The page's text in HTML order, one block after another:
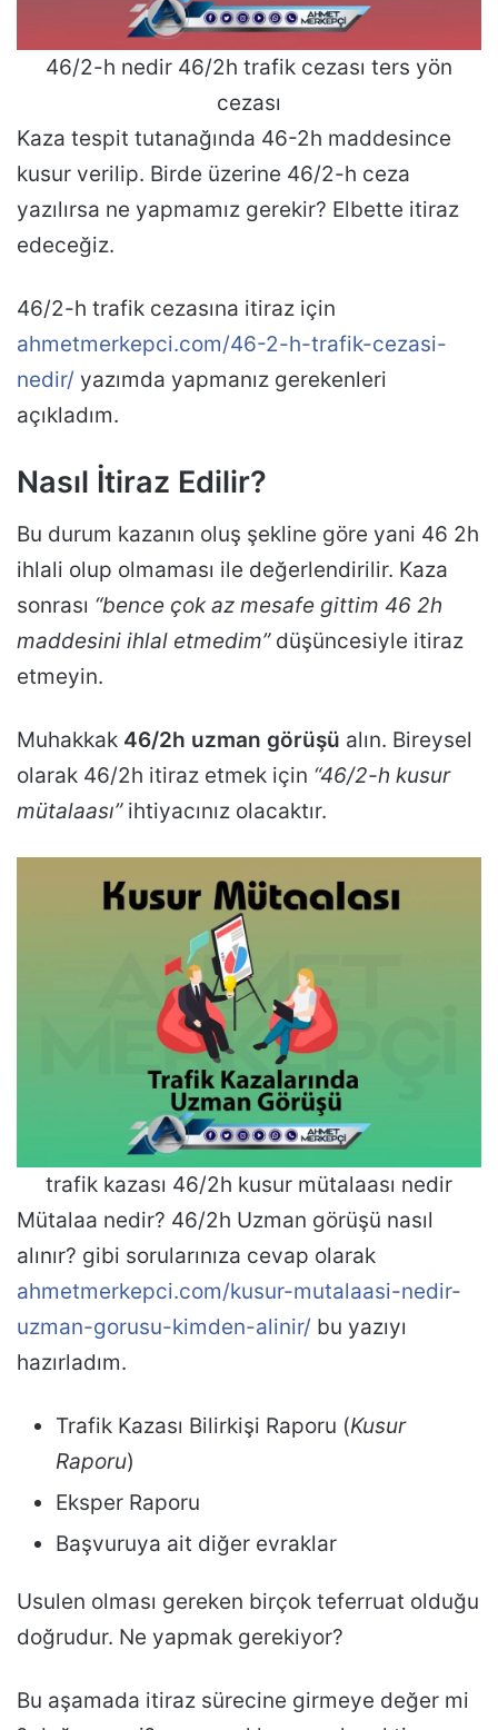
46/2-h nedir 46/2h trafik cezası ters yön
cezası
Kaza tespit tutanağında 46-2h maddesince
kusur verilip. Birde üzerine 46/2-h ceza
yazılırsa ne yapmamız gerekir? Elbette itiraz
edeceğiz.
46/2-h trafik cezasına itiraz için
ahmetmerkepci.com/46-2-h-trafik-cezasi-
nedir/ yazımda yapmanız gerekenleri
açıkladım.
Nasıl İtiraz Edilir?
Bu durum kazanın oluş şekline göre yani 46 2h
ihlali olup olmaması ile değerlendirilir. Kaza
sonrası “bence çok az mesafe gittim 46 2h
maddesini ihlal etmedim”düşüncesiyle itiraz
etmeyin.
Muhakkak 46/2h uzman görüşü alın. Bireysel
olarak 46/2h itiraz etmek için “46/2-h kusur
mütalaası”ihtiyacınız olacaktır.
trafik kazası 46/2h kusur mütalaası nedir
Mütalaa nedir? 46/2h Uzman görüşü nasıl
alınır? gibi sorularınıza cevap olarak
ahmetmerkepci.com/kusur-mutalaasi-nedir-
uzman-gorusu-kimden-alinir/ bu yazıyı
hazırladım.
Trafik Kazası Bilirkişi Raporu (Kusur
Raporu)
Eksper Raporu
Başvuruya ait diğer evraklar
Usulen olması gereken birçok teferruat olduğu
doğrudur. Ne yapmak gerekiyor?
Bu aşamada itiraz sürecine girmeye değer mi